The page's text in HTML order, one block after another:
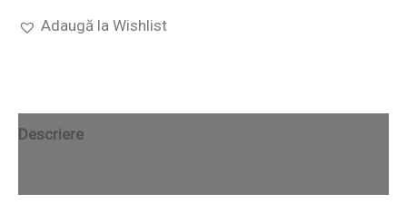
Adaugă la Wishlist
Descriere